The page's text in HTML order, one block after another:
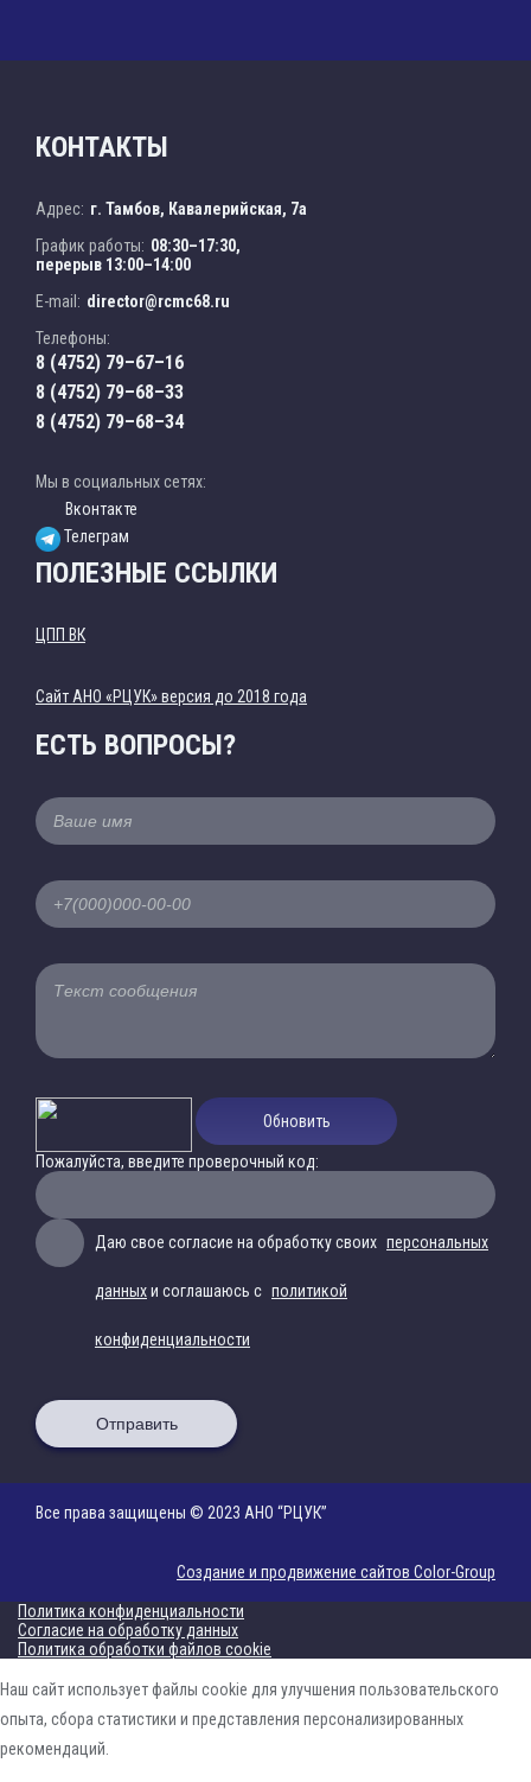
КОНТАКТЫ
Адрес: г. Тамбов, Кавалерийская, 7а
График работы: 08:30–17:30,
перерыв 13:00–14:00
E-mail: director@rcmc68.ru
Телефоны:
8 (4752) 79–67–16
8 (4752) 79–68–33
8 (4752) 79–68–34
Мы в социальных сетях:
Вконтакте
Телеграм
ПОЛЕЗНЫЕ ССЫЛКИ
ЦПП ВК
Cайт АНО «РЦУК» версия до 2018 года
ЕСТЬ ВОПРОСЫ?
Обновить
Пожалуйста, введите проверочный код:
Даю свое согласие на обработку своих персональных
данныхи соглашаюсь с политикой
конфиденциальности
Отправить
Все права защищены © 2023 АНО “РЦУК”
Создание и продвижение сайтов Color-Group
Политика конфиденциальности
Согласие на обработку данных
Политика обработки файлов cookie
Наш сайт использует файлы cookie для улучшения пользовательского
опыта, сбора статистики и представления персонализированных
рекомендаций.